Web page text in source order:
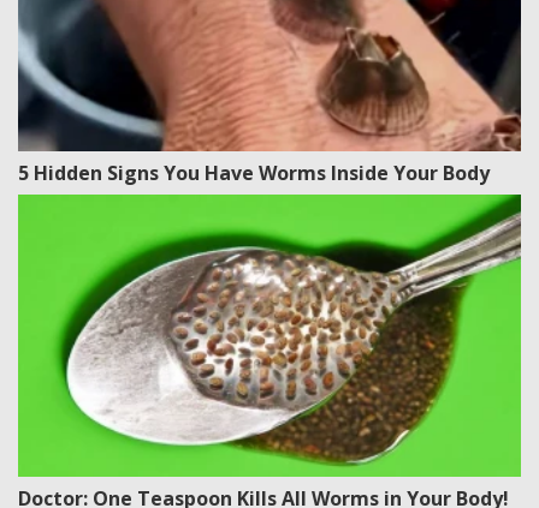
5 Hidden Signs You Have Worms Inside Your Body
Doctor: One Teaspoon Kills All Worms in Your Body!